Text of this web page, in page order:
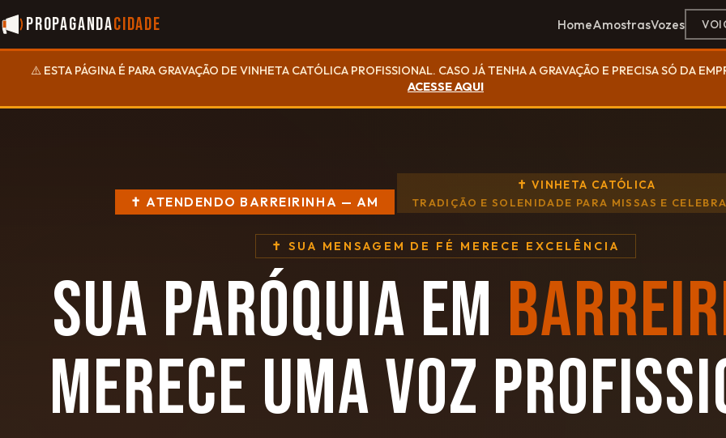
PropagandaCidade HomeAmostrasVozes
⚠️ ESTA PÁGINA É PARA GRAVAÇÃO DE VINHETA CATÓLICA PROFISSIONAL. CASO JÁ TENHA A GRAVAÇÃO E PRECISA SÓ DA
ACESSE AQUI
✝ ATENDENDO BARREIRINHA — AM
✝ VINHETA CATÓLICA
TRADIÇÃO E SOLENIDADE PARA MISSAS E
✝ SUA MENSAGEM DE FÉ MERECE EXCELÊNCIA
SUA PARÓQUIA EM
MERECE UMA VOZ